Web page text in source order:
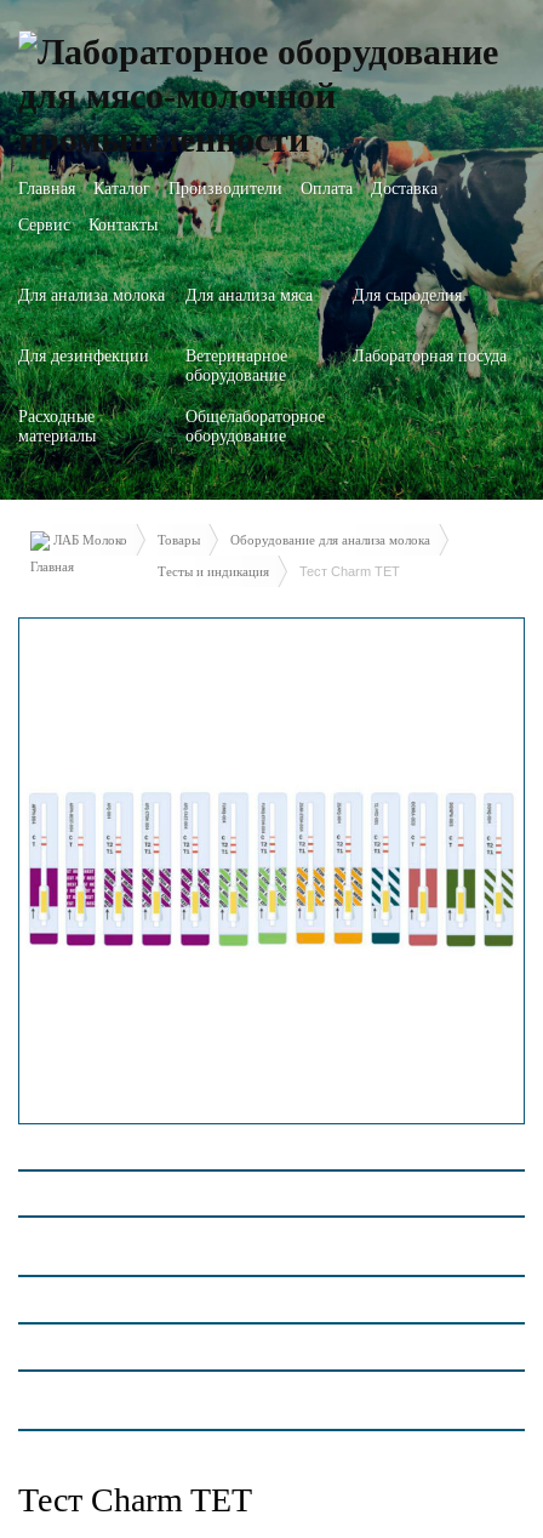
Главная Каталог Производители Оплата
Доставка
Сервис
Контакты
Для анализа молока Для анализа мяса Для сыроделия
Для дезинфекции
Ветеринарное
оборудование
Лабораторная посуда
Расходные
материалы
Общелабораторное
оборудование
ЛАБ Молоко Товары Оборудование для анализа молока
Тесты и индикация Тест Charm TET
Тест Charm TET